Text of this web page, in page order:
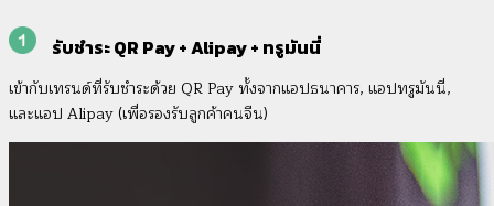
รับชำระ QR Pay + Alipay + ทรูมันนี่
เข้ากับเทรนด์ที่รับชำระด้วย QR Pay ทั้งจากแอปธนาคาร, แอปทรูมันนี่,
และแอป Alipay (เพื่อรองรับลูกค้าคนจีน)